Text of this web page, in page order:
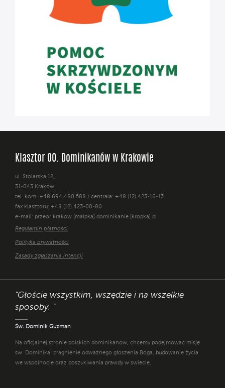
Klasztor OO. Dominikanów w Krakowie
ul. Stolarska 12,
31-043 Kraków
tel. kom. +48 694 480 588 / centrala: +48 (12) 423-16-13
fax klasztoru: +48 (12) 423-00-80
e-mail: przeor.krakow [małpka] dominikanie [kropka] pl
Regulamin płatności
Polityka prywatności
Zasady zgłaszania intencji
"Głoście wszystkim, wszędzie i na wszelkie
sposoby. "
Św. Dominik Guzman
Na oficjalnej stronie polskich dominikanów, chcemy podejmować misję
św. Dominika: pragnienie odważnego głoszenia Boga, budowanie życia
we wspólnocie oraz poszukiwania prawdy w świecie.